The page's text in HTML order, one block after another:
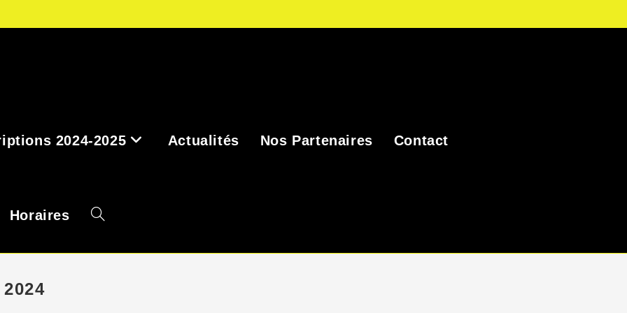
2024-2025 Actualités Nos Partenaires Contact
Horaires Toggle